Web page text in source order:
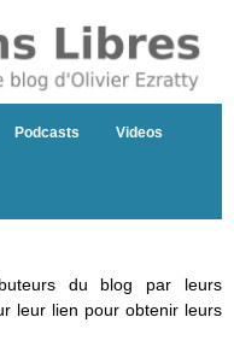
Podcasts Videos
du blog par leurs
leur lien pour obtenir leurs